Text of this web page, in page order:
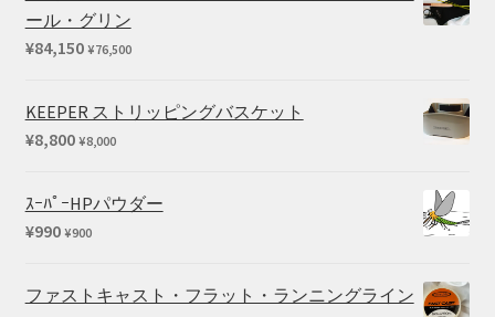
ール・グリン
¥84,150 ¥76,500
KEEPER ストリッピングバスケット
¥8,800 ¥8,000
ｽｰﾊﾟｰHPパウダー
¥990 ¥900
ファストキャスト・フラット・ランニングライン